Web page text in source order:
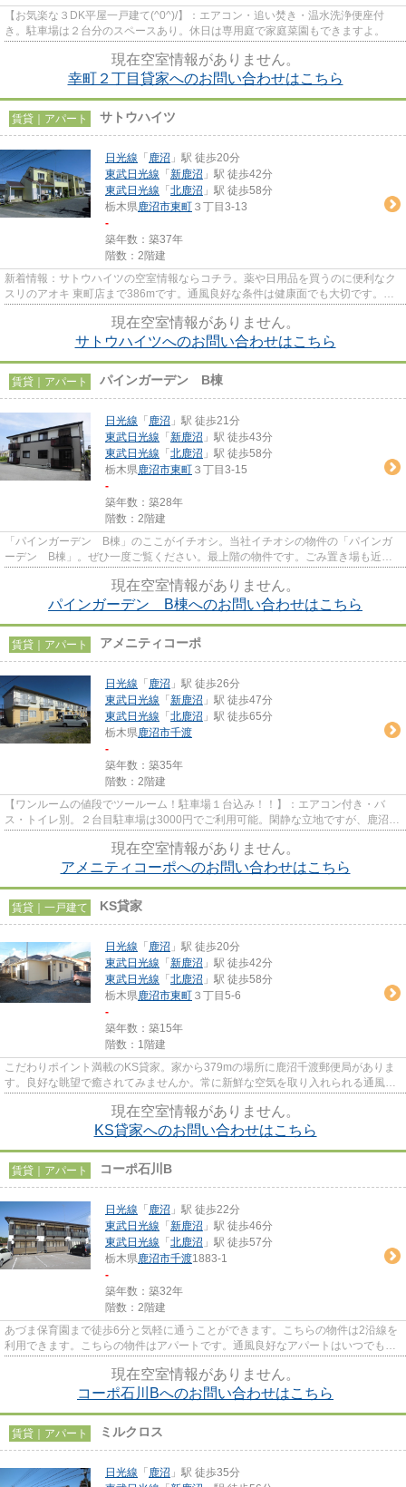
【お気楽な３DK平屋一戸建て(^0^)/】：エアコン・追い焚き・温水洗浄便座付
き。駐車場は２台分のスペースあり。休日は専用庭で家庭菜園もできますよ。
現在空室情報がありません。
幸町２丁目貸家へのお問い合わせはこちら
賃貸｜アパート サトウハイツ
日光線 「 鹿沼 」駅 徒歩20分
東武日光線 「 新鹿沼 」駅 徒歩42分
東武日光線 「 北鹿沼 」駅 徒歩58分
栃木県鹿沼市東町 ３丁目3-13
-
築年数：築37年
階数：2階建
新着情報：サトウハイツの空室情報ならコチラ。薬や日用品を買うのに便利なク
スリのアオキ 東町店まで386mです。通風良好な条件は健康面でも大切です。そ
現在空室情報がありません。
サトウハイツへのお問い合わせはこちら
賃貸｜アパート パインガーデン B棟
日光線 「 鹿沼 」駅 徒歩21分
東武日光線 「 新鹿沼 」駅 徒歩43分
東武日光線 「 北鹿沼 」駅 徒歩58分
栃木県鹿沼市東町 ３丁目3-15
-
築年数：築28年
階数：2階建
「パインガーデン B棟」のここがイチオシ。当社イチオシの物件の「パインガ
ーデン B棟」。ぜひ一度ご覧ください。最上階の物件です。ごみ置き場も近く
現在空室情報がありません。
パインガーデン B棟へのお問い合わせはこちら
賃貸｜アパート アメニティコーポ
日光線 「 鹿沼 」駅 徒歩26分
東武日光線 「 新鹿沼 」駅 徒歩47分
東武日光線 「 北鹿沼 」駅 徒歩65分
栃木県鹿沼市千渡
-
築年数：築35年
階数：2階建
【ワンルームの値段でツールーム！駐車場１台込み！！】：エアコン付き・バ
ス・トイレ別。２台目駐車場は3000円でご利用可能。閑静な立地ですが、鹿沼街
現在空室情報がありません。
アメニティコーポへのお問い合わせはこちら
賃貸｜一戸建て KS貸家
日光線 「 鹿沼 」駅 徒歩20分
東武日光線 「 新鹿沼 」駅 徒歩42分
東武日光線 「 北鹿沼 」駅 徒歩58分
栃木県鹿沼市東町 ３丁目5-6
-
築年数：築15年
階数：1階建
こだわりポイント満載のKS貸家。家から379mの場所に鹿沼千渡郵便局がありま
す。良好な眺望で癒されてみませんか。常に新鮮な空気を取り入れられる通風良
現在空室情報がありません。
KS貸家へのお問い合わせはこちら
賃貸｜アパート コーポ石川B
日光線 「 鹿沼 」駅 徒歩22分
東武日光線 「 新鹿沼 」駅 徒歩46分
東武日光線 「 北鹿沼 」駅 徒歩57分
栃木県鹿沼市千渡1883-1
-
築年数：築32年
階数：2階建
あづま保育園まで徒歩6分と気軽に通うことができます。こちらの物件は2沿線を
利用できます。こちらの物件はアパートです。通風良好なアパートはいつでも気
現在空室情報がありません。
コーポ石川Bへのお問い合わせはこちら
賃貸｜アパート ミルクロス
日光線 「 鹿沼 」駅 徒歩35分